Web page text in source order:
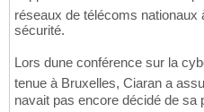
réseaux de télécoms nationaux
sécurité.
Lors dune conférence sur la
tenue à Bruxelles, Ciaran a
navait pas encore décidé de